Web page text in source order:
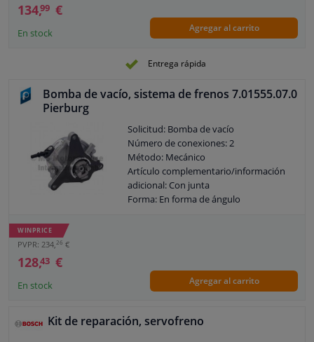
134,99 €
En stock Agregar al carrito
Entrega rápida
Bomba de vacío, sistema de frenos 7.01555.07.0
Pierburg
Solicitud: Bomba de vacío
Número de conexiones: 2
Método: Mecánico
Artículo complementario/información
adicional: Con junta
Forma: En forma de ángulo
WINPRICE
PVPR: 234,26 €
128,43 €
En stock Agregar al carrito
Kit de reparación, servofreno